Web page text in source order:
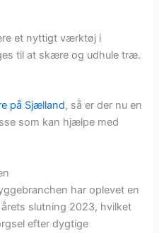
et nyttigt værktøj i
til at skære og udhule træ.
på Sjælland, så er der nu en
som kan hjælpe med
har oplevet en
slutning 2023, hvilket
efter dygtige